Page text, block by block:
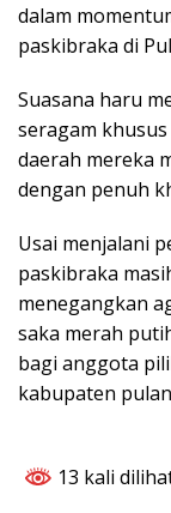
dalam
paskibraka di
Suasana haru
seragam
daerah mereka
dengan penuh
Usai menjalani
paskibraka
menegangkan
saka merah
bagi anggota
kabupaten
13 kali